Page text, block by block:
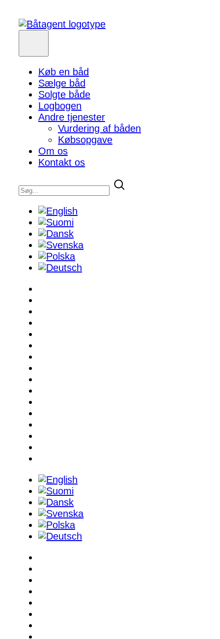
Køb en båd
Sælge båd
Solgte både
Logbogen
Andre tjenester
Vurdering af båden
Købsopgave
Om os
Kontakt os